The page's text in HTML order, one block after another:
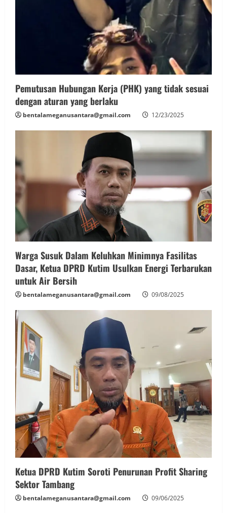
Pemutusan Hubungan Kerja (PHK) yang tidak sesuai
dengan aturan yang berlaku
bentalameganusantara@gmail.com 12/23/2025
Warga Susuk Dalam Keluhkan Minimnya Fasilitas
Dasar, Ketua DPRD Kutim Usulkan Energi Terbarukan
untuk Air Bersih
bentalameganusantara@gmail.com 09/08/2025
‎Ketua DPRD Kutim Soroti Penurunan Profit Sharing
Sektor Tambang
bentalameganusantara@gmail.com 09/06/2025